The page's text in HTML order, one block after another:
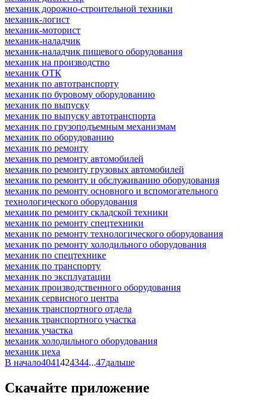
механик дорожно-строительной техники
механик-логист
механик-моторист
механик-наладчик
механик-наладчик пищевого оборудования
механик на производство
механик ОТК
механик по автотранспорту
механик по буровому оборудованию
механик по выпуску
механик по выпуску автотранспорта
механик по грузоподъемным механизмам
механик по оборудованию
механик по ремонту
механик по ремонту автомобилей
механик по ремонту грузовых автомобилей
механик по ремонту и обслуживанию оборудования
механик по ремонту основного и вспомогательного
технологического оборудования
механик по ремонту складской техники
механик по ремонту спецтехники
механик по ремонту технологического оборудования
механик по ремонту холодильного оборудования
механик по спецтехнике
механик по транспорту
механик по эксплуатации
механик производственного оборудования
механик сервисного центра
механик транспортного отдела
механик транспортного участка
механик участка
механик холодильного оборудования
механик цеха
В начало4041424344...47дальше
Скачайте приложение